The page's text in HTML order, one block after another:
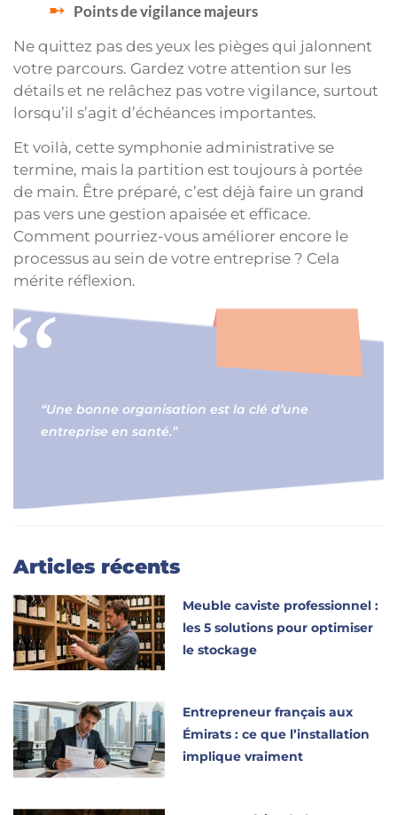
Points de vigilance majeurs
Ne quittez pas des yeux les pièges qui jalonnent
votre parcours. Gardez votre attention sur les
détails et ne relâchez pas votre vigilance, surtout
lorsqu’il s’agit d’échéances importantes.
Et voilà, cette symphonie administrative se
termine, mais la partition est toujours à portée
de main. Être préparé, c’est déjà faire un grand
pas vers une gestion apaisée et efficace.
Comment pourriez-vous améliorer encore le
processus au sein de votre entreprise ? Cela
mérite réflexion.
“Une bonne organisation est la clé d’une
entreprise en santé.”
Articles récents
Meuble caviste professionnel :
les 5 solutions pour optimiser
le stockage
Entrepreneur français aux
Émirats : ce que l’installation
implique vraiment